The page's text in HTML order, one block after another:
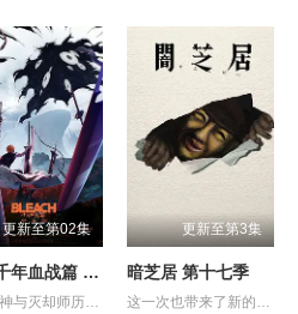
更新至第02集
死神 千年血战篇 -祸进谭-
即使死神与灭却师历经千年的血战尽头，毁灭的未来已隐约可见── 王族特务·零番队迎击企图侵入灵王宫的友哈巴赫。 然而，灭却师之王及其亲卫队击溃了零番队壮烈的卍解，最终踏入灵王大内里。 从兵主部一兵卫手中接过守护灵王重任的黑崎一护等人， 却因友哈巴赫的诡计，使一护挥剑斩向了灵王。 灵王之死──意味着三界的崩溃。 各界出现"扭曲"，毁灭的预兆开始笼罩世界。 护廷十三队与残存的灭却师联手，向灵王宫进发。 但灵王宫已落入"看不见的帝国"之手，化身为"真世界城"。 亲卫队在那座仿佛嘲笑着死神们、耸立于天空的城中严阵以待。 护廷十三队与亲卫队在"真世界城"各处展开激战。 一护理解了雨龙的真正心意，作为互相信赖的同伴，再次坚定了守护世界的决心。 已成为超越"全知全能"存在的友哈巴赫。 赌上三界存亡的壮烈战斗，正迈向终局。 在混沌之祸前方等待的，是绝望还是希望──
更新至第3集
暗芝居 第十七季
这一次也带来了新的主题与新的恐怖演出，充满了令人脊背发凉的故事。负责演唱片尾主题曲的二人歌谣组合“风轮”也会以声优的身份参加，成为本季的一大亮点。 又出现在孩子们面前的令人毛骨悚然的纸芝居艺人大叔，这次带来的令人身心冻结的恐怖纸芝居，主题是“决”。描绘着与“决”相关的奇妙都市传说，以及遭遇了谁都没有见过的怪奇现象的人们的身姿的壮烈故事被编织了出来。